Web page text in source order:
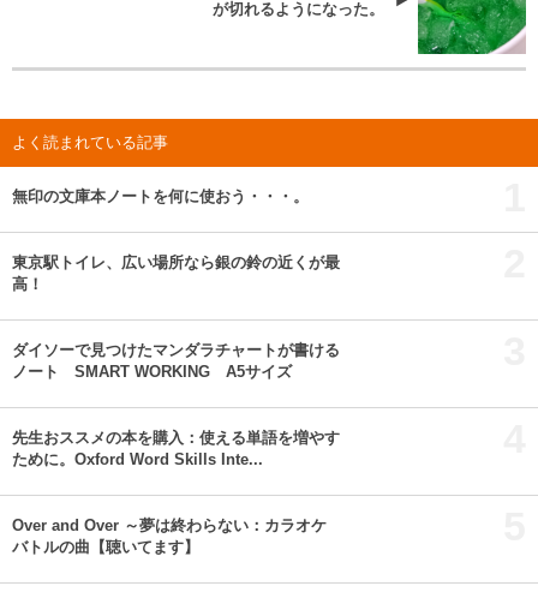
が切れるようになった。
よく読まれている記事
無印の文庫本ノートを何に使おう・・・。
東京駅トイレ、広い場所なら銀の鈴の近くが最
高！
ダイソーで見つけたマンダラチャートが書ける
ノート SMART WORKING A5サイズ
先生おススメの本を購入：使える単語を増やす
ために。Oxford Word Skills Inte...
Over and Over ～夢は終わらない：カラオケ
バトルの曲【聴いてます】